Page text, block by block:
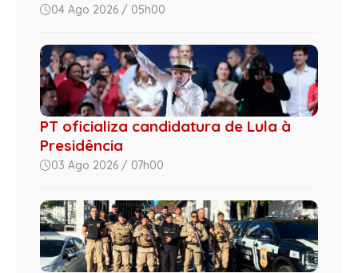
04 Ago 2026 / 05h00
PT oficializa candidatura de Lula à
Presidência
03 Ago 2026 / 07h00